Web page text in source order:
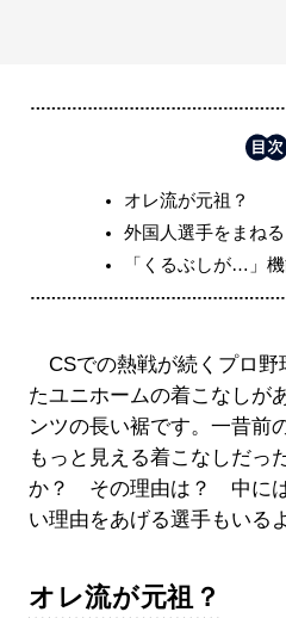
オレ流が元祖？
外国人選手をまねる
「くるぶしが…」
CSでの熱戦が続くプロ野
たユニホームの着こなしが
ンツの長い裾です。一昔前
もっと見える着こなしだっ
か？ その理由は？ 中に
い理由をあげる選手もいる
オレ流が元祖？